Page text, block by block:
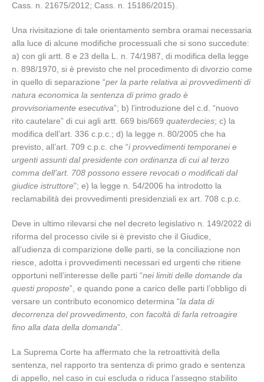
Cass. n. 21675/2012; Cass. n. 15186/2015).
Una rivisitazione di tale orientamento sembra oramai necessaria
alla luce di alcune modifiche processuali che si sono succedute:
a) con gli artt. 8 e 23 della L. n. 74/1987, di modifica della legge
n. 898/1970, si è previsto che nel procedimento di divorzio come
in quello di separazione “per la parte relativa ai provvedimenti di
natura economica la sentenza di primo grado è
provvisoriamente esecutiva”; b) l’introduzione del c.d. “nuovo
rito cautelare” di cui agli artt. 669 bis/669 quaterdecies; c) la
modifica dell’art. 336 c.p.c.; d) la legge n. 80/2005 che ha
previsto, all’art. 709 c.p.c. che “i provvedimenti temporanei e
urgenti assunti dal presidente con ordinanza di cui al terzo
comma dell’art. 708 possono essere revocati o modificati dal
giudice istruttore”; e) la legge n. 54/2006 ha introdotto la
reclamabilità dei provvedimenti presidenziali ex art. 708 c.p.c.
Deve in ultimo rilevarsi che nel decreto legislativo n. 149/2022 di
riforma del processo civile si è previsto che il Giudice,
all’udienza di comparizione delle parti, se la conciliazione non
riesce, adotta i provvedimenti necessari ed urgenti che ritiene
opportuni nell’interesse delle parti “nei limiti delle domande da
questi proposte”, e quando pone a carico delle parti l’obbligo di
versare un contributo economico determina “la data di
decorrenza del provvedimento, con facoltà di farla retroagire
fino alla data della domanda”.
La Suprema Corte ha affermato che la retroattività della
sentenza, nel rapporto tra sentenza di primo grado e sentenza
di appello, nel caso in cui escluda o riduca l’assegno stabilito